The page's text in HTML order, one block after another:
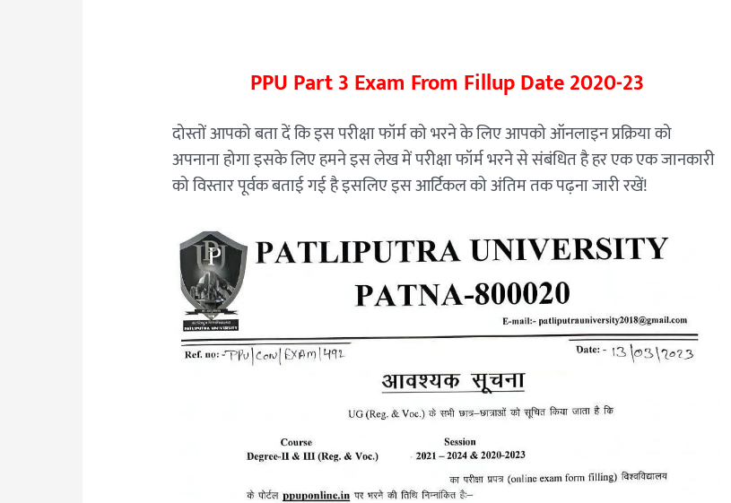
PPU Part 3 Exam From Fillup Date 2020-23
दोस्तों आपको बता दें कि इस परीक्षा फॉर्म को भरने के लिए आपको ऑनलाइन प्रक्रिया को
अपनाना होगा इसके लिए हमने इस लेख में परीक्षा फॉर्म भरने से संबंधित है हर एक एक जानकारी
को विस्तार पूर्वक बताई गई है इसलिए इस आर्टिकल को अंतिम तक पढ़ना जारी रखें!